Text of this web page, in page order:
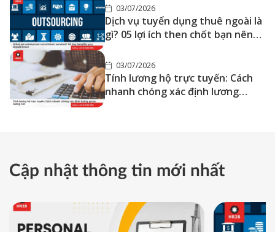
03/07/2026
Dịch vụ tuyển dụng thuê ngoài là
gì? 05 lợi ích then chốt bạn nên
03/07/2026
Tính lương hộ trực tuyến: Cách
nhanh chóng xác định lương
Cập nhật thông tin mới nhất